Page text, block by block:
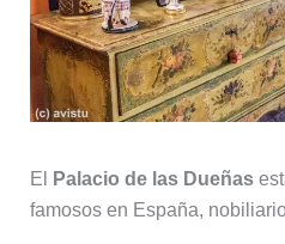
El Palacio de las Dueñas
famosos en España,